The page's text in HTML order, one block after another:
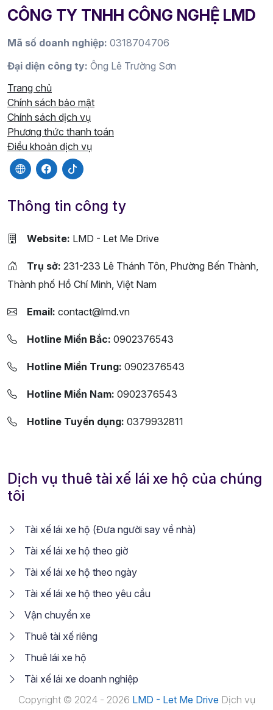
CÔNG TY TNHH CÔNG NGHỆ LMD
Mã số doanh nghiệp: 0318704706
Đại diện công ty: Ông Lê Trường Sơn
Trang chủ
Chính sách bảo mật
Chính sách dịch vụ
Phương thức thanh toán
Điều khoản dịch vụ
Thông tin công ty
Website: LMD - Let Me Drive
Trụ sở: 231-233 Lê Thánh Tôn, Phường Bến Thành,
Thành phố Hồ Chí Minh, Việt Nam
Email: contact@lmd.vn
Hotline Miền Bắc: 0902376543
Hotline Miền Trung: 0902376543
Hotline Miền Nam: 0902376543
Hotline Tuyển dụng: 0379932811
Dịch vụ thuê tài xế lái xe hộ của chúng
tôi
Tài xế lái xe hộ (Đưa người say về nhà)
Tài xế lái xe hộ theo giờ
Tài xế lái xe hộ theo ngày
Tài xế lái xe hộ theo yêu cầu
Vận chuyển xe
Thuê tài xế riêng
Thuê lái xe hộ
Tài xế lái xe doanh nghiệp
Copyright © 2024 - 2026 LMD - Let Me Drive Dịch vụ